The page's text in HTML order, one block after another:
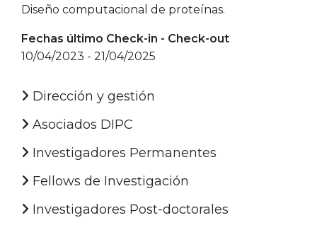
Diseño computacional de proteínas.
Fechas último Check-in - Check-out
10/04/2023 - 21/04/2025
Dirección y gestión
Asociados DIPC
Investigadores Permanentes
Fellows de Investigación
Investigadores Post-doctorales